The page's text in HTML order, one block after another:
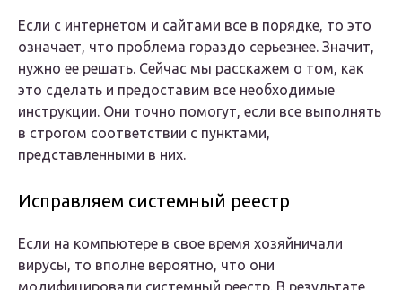
Если с интернетом и сайтами все в порядке, то это
означает, что проблема гораздо серьезнее. Значит,
нужно ее решать. Сейчас мы расскажем о том, как
это сделать и предоставим все необходимые
инструкции. Они точно помогут, если все выполнять
в строгом соответствии с пунктами,
представленными в них.
Исправляем системный реестр
Если на компьютере в свое время хозяйничали
вирусы, то вполне вероятно, что они